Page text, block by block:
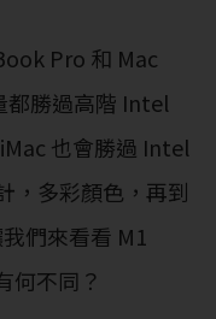
Pro 和 Mac
都勝過高階 Intel
也會勝過 Intel
，多彩顏色，再到
們來看看 M1
何不同？